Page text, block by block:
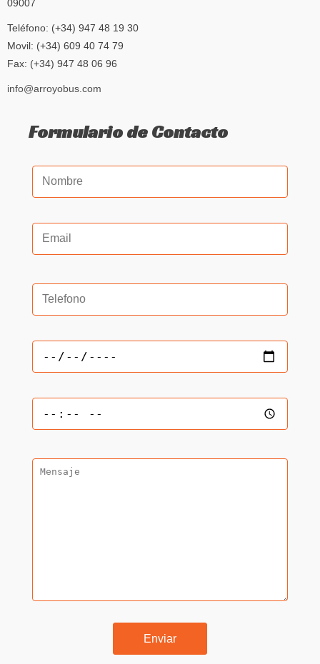
09007
Teléfono: (+34) 947 48 19 30
Movil: (+34) 609 40 74 79
Fax: (+34) 947 48 06 96
info@arroyobus.com
Formulario de Contacto